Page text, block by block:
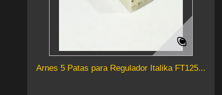
Arnes 5 Patas para Regulador Italika FT125...